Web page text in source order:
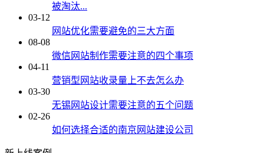
被淘汰...
03-12
网站优化需要避免的三大方面
08-08
微信网站制作需要注意的四个事项
04-11
营销型网站收录量上不去怎么办
03-30
无锡网站设计需要注意的五个问题
02-26
如何选择合适的南京网站建设公司